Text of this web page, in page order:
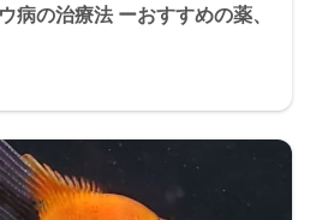
病の治療法 ーおすすめの薬、